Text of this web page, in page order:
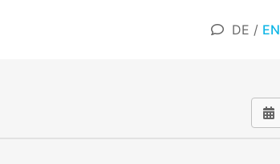
DE / EN